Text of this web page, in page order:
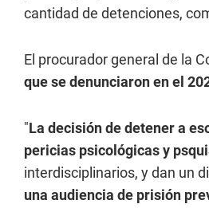
cantidad de detenciones,
El procurador general de la
que se denunciaron en el
"La decisión de detener a
pericias psicológicas y
interdisciplinarios, y dan un
una audiencia de prisión